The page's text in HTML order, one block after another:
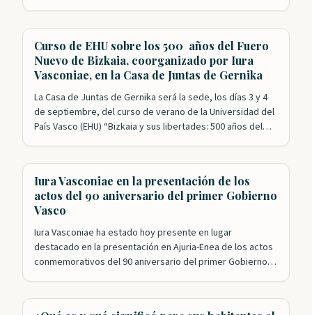
Curso de EHU sobre los 500 años del Fuero
Nuevo de Bizkaia, coorganizado por Iura
Vasconiae, en la Casa de Juntas de Gernika
La Casa de Juntas de Gernika será la sede, los días 3 y 4
de septiembre, del curso de verano de la Universidad del
País Vasco (EHU) “Bizkaia y sus libertades: 500 años del
Iura Vasconiae en la presentación de los
actos del 90 aniversario del primer Gobierno
Vasco
Iura Vasconiae ha estado hoy presente en lugar
destacado en la presentación en Ajuria-Enea de los actos
conmemorativos del 90 aniversario del primer Gobierno